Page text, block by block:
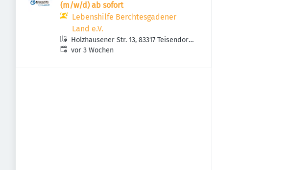
(m/w/d) ab sofort
Lebenshilfe Berchtesgadener
Land e.V.
Holzhausener Str. 13, 83317 Teisendorf,
Deutschland
Veröffentlicht:
vor 3 Wochen